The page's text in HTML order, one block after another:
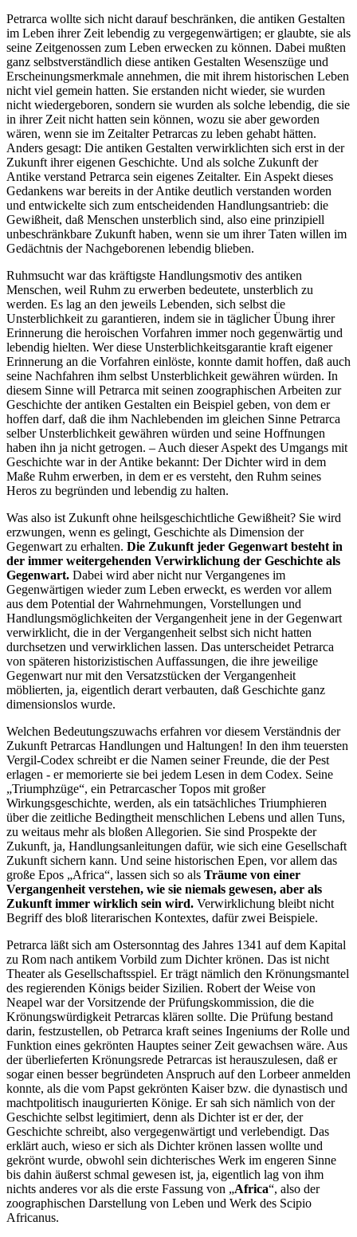
Petrarca wollte sich nicht darauf beschränken, die antiken Gestalten
im Leben ihrer Zeit lebendig zu vergegenwärtigen; er glaubte, sie als
seine Zeitgenossen zum Leben erwecken zu können. Dabei mußten
ganz selbstverständlich diese antiken Gestalten Wesenszüge und
Erscheinungsmerkmale annehmen, die mit ihrem historischen Leben
nicht viel gemein hatten. Sie erstanden nicht wieder, sie wurden
nicht wiedergeboren, sondern sie wurden als solche lebendig, die sie
in ihrer Zeit nicht hatten sein können, wozu sie aber geworden
wären, wenn sie im Zeitalter Petrarcas zu leben gehabt hätten.
Anders gesagt: Die antiken Gestalten verwirklichten sich erst in der
Zukunft ihrer eigenen Geschichte. Und als solche Zukunft der
Antike verstand Petrarca sein eigenes Zeitalter. Ein Aspekt dieses
Gedankens war bereits in der Antike deutlich verstanden worden
und entwickelte sich zum entscheidenden Handlungsantrieb: die
Gewißheit, daß Menschen unsterblich sind, also eine prinzipiell
unbeschränkbare Zukunft haben, wenn sie um ihrer Taten willen im
Gedächtnis der Nachgeborenen lebendig blieben.
Ruhmsucht war das kräftigste Handlungsmotiv des antiken
Menschen, weil Ruhm zu erwerben bedeutete, unsterblich zu
werden. Es lag an den jeweils Lebenden, sich selbst die
Unsterblichkeit zu garantieren, indem sie in täglicher Übung ihrer
Erinnerung die heroischen Vorfahren immer noch gegenwärtig und
lebendig hielten. Wer diese Unsterblichkeitsgarantie kraft eigener
Erinnerung an die Vorfahren einlöste, konnte damit hoffen, daß auch
seine Nachfahren ihm selbst Unsterblichkeit gewähren würden. In
diesem Sinne will Petrarca mit seinen zoographischen Arbeiten zur
Geschichte der antiken Gestalten ein Beispiel geben, von dem er
hoffen darf, daß die ihm Nachlebenden im gleichen Sinne Petrarca
selber Unsterblichkeit gewähren würden und seine Hoffnungen
haben ihn ja nicht getrogen. – Auch dieser Aspekt des Umgangs mit
Geschichte war in der Antike bekannt: Der Dichter wird in dem
Maße Ruhm erwerben, in dem er es versteht, den Ruhm seines
Heros zu begründen und lebendig zu halten.
Was also ist Zukunft ohne heilsgeschichtliche Gewißheit? Sie wird
erzwungen, wenn es gelingt, Geschichte als Dimension der
Gegenwart zu erhalten. Die Zukunft jeder Gegenwart besteht in
der immer weitergehenden Verwirklichung der Geschichte als
Gegenwart. Dabei wird aber nicht nur Vergangenes im
Gegenwärtigen wieder zum Leben erweckt, es werden vor allem
aus dem Potential der Wahrnehmungen, Vorstellungen und
Handlungsmöglichkeiten der Vergangenheit jene in der Gegenwart
verwirklicht, die in der Vergangenheit selbst sich nicht hatten
durchsetzen und verwirklichen lassen. Das unterscheidet Petrarca
von späteren historizistischen Auffassungen, die ihre jeweilige
Gegenwart nur mit den Versatzstücken der Vergangenheit
möblierten, ja, eigentlich derart verbauten, daß Geschichte ganz
dimensionslos wurde.
Welchen Bedeutungszuwachs erfahren vor diesem Verständnis der
Zukunft Petrarcas Handlungen und Haltungen! In den ihm teuersten
Vergil-Codex schreibt er die Namen seiner Freunde, die der Pest
erlagen - er memorierte sie bei jedem Lesen in dem Codex. Seine
„Triumphzüge“, ein Petrarcascher Topos mit großer
Wirkungsgeschichte, werden, als ein tatsächliches Triumphieren
über die zeitliche Bedingtheit menschlichen Lebens und allen Tuns,
zu weitaus mehr als bloßen Allegorien. Sie sind Prospekte der
Zukunft, ja, Handlungsanleitungen dafür, wie sich eine Gesellschaft
Zukunft sichern kann. Und seine historischen Epen, vor allem das
große Epos „Africa“, lassen sich so als Träume von einer
Vergangenheit verstehen, wie sie niemals gewesen, aber als
Zukunft immer wirklich sein wird. Verwirklichung bleibt nicht
Begriff des bloß literarischen Kontextes, dafür zwei Beispiele.
Petrarca läßt sich am Ostersonntag des Jahres 1341 auf dem Kapital
zu Rom nach antikem Vorbild zum Dichter krönen. Das ist nicht
Theater als Gesellschaftsspiel. Er trägt nämlich den Krönungsmantel
des regierenden Königs beider Sizilien. Robert der Weise von
Neapel war der Vorsitzende der Prüfungskommission, die die
Krönungswürdigkeit Petrarcas klären sollte. Die Prüfung bestand
darin, festzustellen, ob Petrarca kraft seines Ingeniums der Rolle und
Funktion eines gekrönten Hauptes seiner Zeit gewachsen wäre. Aus
der überlieferten Krönungsrede Petrarcas ist herauszulesen, daß er
sogar einen besser begründeten Anspruch auf den Lorbeer anmelden
konnte, als die vom Papst gekrönten Kaiser bzw. die dynastisch und
machtpolitisch inaugurierten Könige. Er sah sich nämlich von der
Geschichte selbst legitimiert, denn als Dichter ist er der, der
Geschichte schreibt, also vergegenwärtigt und verlebendigt. Das
erklärt auch, wieso er sich als Dichter krönen lassen wollte und
gekrönt wurde, obwohl sein dichterisches Werk im engeren Sinne
bis dahin äußerst schmal gewesen ist, ja, eigentlich lag von ihm
nichts anderes vor als die erste Fassung von „Africa“, also der
zoographischen Darstellung von Leben und Werk des Scipio
Africanus.